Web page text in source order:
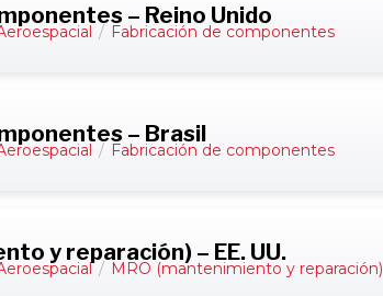
– Reino Unido
/ Fabricación de componentes
– Brasil
/ Fabricación de componentes
y reparación) – EE. UU.
/ MRO (mantenimiento y reparación)